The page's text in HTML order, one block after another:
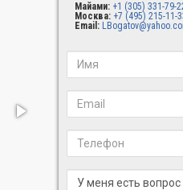
Майами: +1 (305) 331-79-
Москва: +7 (495) 215-11-
Email: